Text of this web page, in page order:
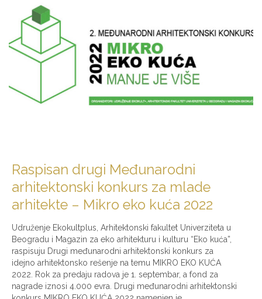
Raspisan drugi Međunarodni
arhitektonski konkurs za mlade
arhitekte – Mikro eko kuća 2022
Udruženje Ekokultplus, Arhitektonski fakultet Univerziteta u
Beogradu i Magazin za eko arhitekturu i kulturu “Eko kuća”,
raspisuju Drugi međunarodni arhitektonski konkurs za
idejno arhitektonsko rešenje na temu MIKRO EKO KUĆA
2022. Rok za predaju radova je 1. septembar, a fond za
nagrade iznosi 4.000 evra. Drugi međunarodni arhitektonski